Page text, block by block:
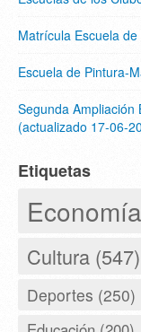
Matrícula Escuela
Escuela de Pintura-
Segunda Ampliación
(actualizado 17-06-
Etiquetas
Cultura (547)
Deportes (250)